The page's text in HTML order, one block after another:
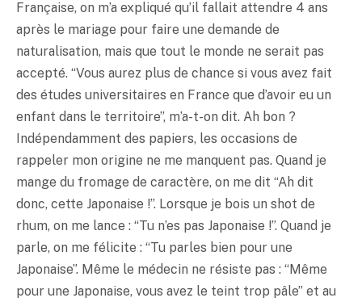
Française, on m’a expliqué qu’il fallait attendre 4 ans
après le mariage pour faire une demande de
naturalisation, mais que tout le monde ne serait pas
accepté. “Vous aurez plus de chance si vous avez fait
des études universitaires en France que d’avoir eu un
enfant dans le territoire”, m’a-t-on dit. Ah bon ?
Indépendamment des papiers, les occasions de
rappeler mon origine ne me manquent pas. Quand je
mange du fromage de caractère, on me dit “Ah dit
donc, cette Japonaise !”. Lorsque je bois un shot de
rhum, on me lance : “Tu n’es pas Japonaise !”. Quand je
parle, on me félicite : “Tu parles bien pour une
Japonaise”. Même le médecin ne résiste pas : “Même
pour une Japonaise, vous avez le teint trop pâle” et au